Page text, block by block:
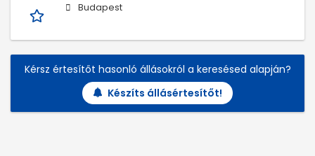
Budapest
Kérsz értesítőt hasonló állásokról a keresésed alapján?
Készíts állásértesítőt!